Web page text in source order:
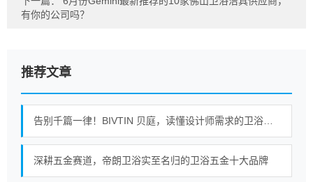
有你的公司吗？
推荐文章
深耕五金赛道，帝朗卫浴实至名归的卫浴五金十大品牌